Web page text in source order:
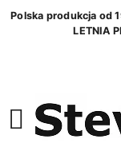
Polska produkcja od
LETNIA